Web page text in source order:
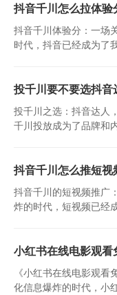
抖音千川怎么拉体
抖音千川体验分：一场
时代，抖音已经成为了
投千川要不要选抖音
投千川之选：抖音达人
千川投放成为了品牌和
抖音千川怎么推短
抖音千川的短视频推广
炸的时代，短视频已经
小红书在线电影观看
《小红书在线电影观
化信息爆炸的时代，小